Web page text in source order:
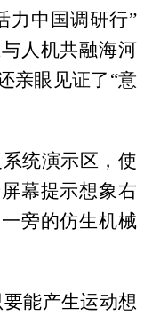
力中国调研行”
人机共融海河
亲眼见证了“意
统演示区，使
幕提示想象右
旁的仿生机械
能产生运动想